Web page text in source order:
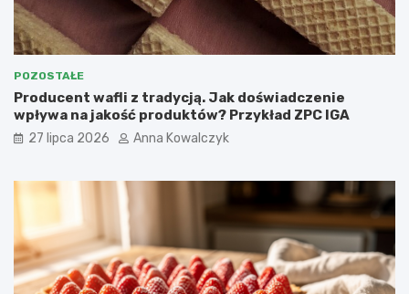
POZOSTAŁE
Producent wafli z tradycją. Jak doświadczenie
wpływa na jakość produktów? Przykład ZPC IGA
27 lipca 2026 Anna Kowalczyk